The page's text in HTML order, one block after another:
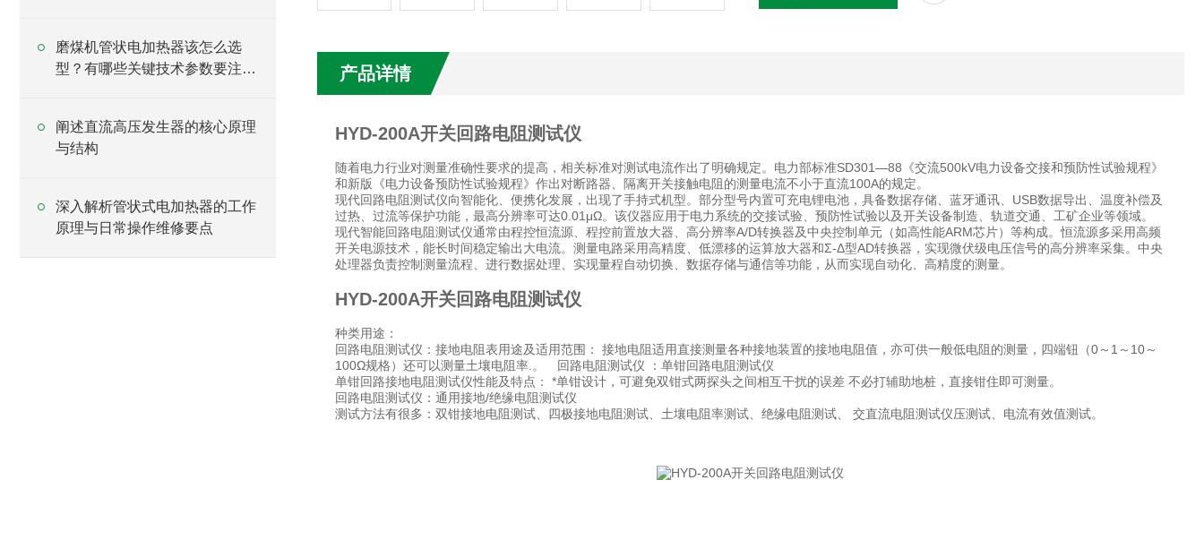
磨煤机管状电加热器该怎么选
型？有哪些关键技术参数要注
阐述直流高压发生器的核心原理
与结构
深入解析管状式电加热器的工作
原理与日常操作维修要点
产品详情
HYD-200A开关回路电阻测试仪
随着电力行业对测量准确性要求的提高，相关标准对测试电流作出了明确规定。电力部标准SD301—88《交流500kV电力设备交接和预防性试验规程》
和新版《电力设备预防性试验规程》作出对断路器、隔离开关接触电阻的测量电流不小于直流100A的规定。
现代回路电阻测试仪向智能化、便携化发展，出现了手持式机型。部分型号内置可充电锂电池，具备数据存储、蓝牙通讯、USB数据导出、温度补偿及
过热、过流等保护功能，最高分辨率可达0.01μΩ。该仪器应用于电力系统的交接试验、预防性试验以及开关设备制造、轨道交通、工矿企业等领域。
现代智能回路电阻测试仪通常由程控恒流源、程控前置放大器、高分辨率A/D转换器及中央控制单元（如高性能ARM芯片）等构成。恒流源多采用高频
开关电源技术，能长时间稳定输出大电流。测量电路采用高精度、低漂移的运算放大器和Σ-Δ型AD转换器，实现微伏级电压信号的高分辨率采集。中央
处理器负责控制测量流程、进行数据处理、实现量程自动切换、数据存储与通信等功能，从而实现自动化、高精度的测量。
HYD-200A开关回路电阻测试仪
种类用途：
回路电阻测试仪：接地电阻表用途及适用范围： 接地电阻适用直接测量各种接地装置的接地电阻值，亦可供一般低电阻的测量，四端钮（0～1～10～
100Ω规格）还可以测量土壤电阻率.。 回路电阻测试仪 ：单钳回路电阻测试仪
单钳回路接地电阻测试仪性能及特点： *单钳设计，可避免双钳式两探头之间相互干扰的误差 不必打辅助地桩，直接钳住即可测量。
回路电阻测试仪：通用接地/绝缘电阻测试仪
测试方法有很多：双钳接地电阻测试、四极接地电阻测试、土壤电阻率测试、绝缘电阻测试、 交直流电阻测试仪压测试、电流有效值测试。